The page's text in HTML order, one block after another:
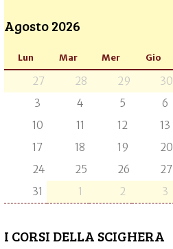
Agosto 2026
Lun Mar Mer Gio
27 28 29 30
3
4 5 6
10
11 12 13
17
18 19 20
24
25 26 27
31
1 2 3
I CORSI DELLA SCIGHERA